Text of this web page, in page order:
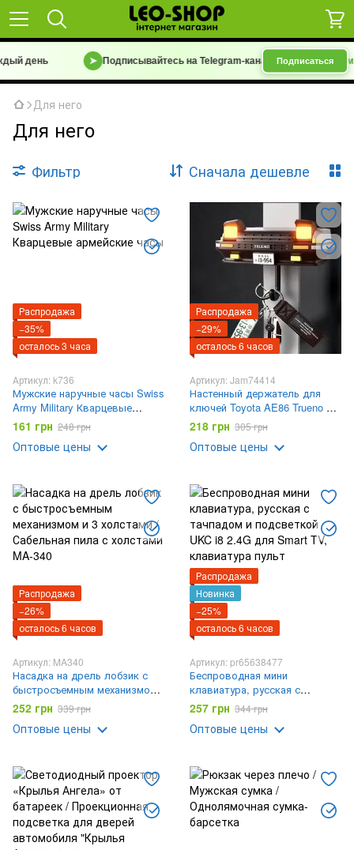
день ➤ Подписывайтесь на Telegram-канал «Барахолка 7 км |
Подписаться
Для него
Для него
Фильтр Сначала дешевле
Распродажа
−35%
осталось 3 часа
Артикул: k736
Мужские наручные часы Swiss
Army Military Кварцевые
армейские часы
161 грн 248 грн
Оптовые цены
Распродажа
−29%
осталось 6 часов
Артикул: Jam74414
Настенный держатель для
ключей Toyota AE86 Trueno с
подсветкой фар
218 грн 305 грн
Оптовые цены
Распродажа
−26%
осталось 6 часов
Артикул: MA340
Насадка на дрель лобзик с
быстросъемным механизмом
и 3 холстами / Сабельная пила
с холстами MA-340
252 грн 339 грн
Оптовые цены
Распродажа
Новинка
−25%
осталось 6 часов
Артикул: pr65638477
Беспроводная мини
клавиатура, русская с
тачпадом и подсветкой UKC
i8 2.4G для Smart TV,
клавиатура пульт
257 грн 344 грн
Оптовые цены